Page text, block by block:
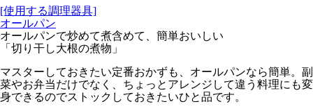
[使用する調理器具]
オールパン
オールパンで炒めて煮含めて、簡単おいしい
「切り干し大根の煮物」
マスターしておきたい定番おかずも、オールパンなら簡単。副
菜やお弁当だけでなく、ちょっとアレンジして違う料理にも変
身できるのでストックしておきたいひと品です。